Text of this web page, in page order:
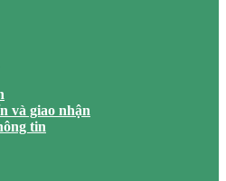
và giao nhận
tin